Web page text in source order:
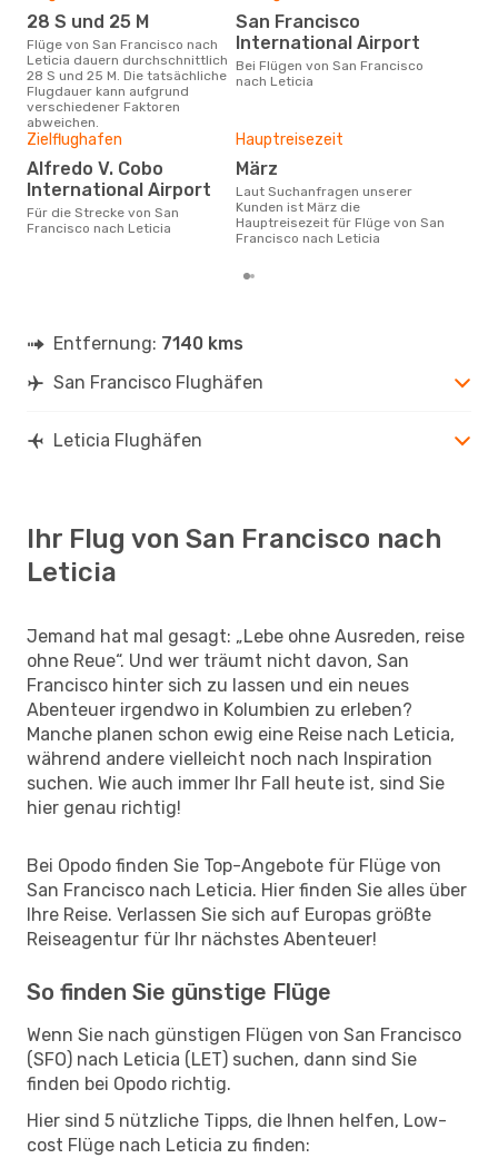
28 S und 25 M
Flüge von San Francisco nach
Leticia dauern durchschnittlich
28 S und 25 M. Die tatsächliche
Flugdauer kann aufgrund
verschiedener Faktoren
abweichen.
San Francisco
International Airport
Bei Flügen von San Francisco
nach Leticia
Zielflughafen
Alfredo V. Cobo
International Airport
Für die Strecke von San
Francisco nach Leticia
Hauptreisezeit
März
Laut Suchanfragen unserer
Kunden ist März die
Hauptreisezeit für Flüge von San
Francisco nach Leticia
Entfernung: 7140 kms
San Francisco Flughäfen
Leticia Flughäfen
Ihr Flug von San Francisco nach
Leticia
Jemand hat mal gesagt: „Lebe ohne Ausreden, reise
ohne Reue“. Und wer träumt nicht davon, San
Francisco hinter sich zu lassen und ein neues
Abenteuer irgendwo in Kolumbien zu erleben?
Manche planen schon ewig eine Reise nach Leticia,
während andere vielleicht noch nach Inspiration
suchen. Wie auch immer Ihr Fall heute ist, sind Sie
hier genau richtig!
Bei Opodo finden Sie Top-Angebote für Flüge von
San Francisco nach Leticia. Hier finden Sie alles über
Ihre Reise. Verlassen Sie sich auf Europas größte
Reiseagentur für Ihr nächstes Abenteuer!
So finden Sie günstige Flüge
Wenn Sie nach günstigen Flügen von San Francisco
(SFO) nach Leticia (LET) suchen, dann sind Sie
finden bei Opodo richtig.
Hier sind 5 nützliche Tipps, die Ihnen helfen, Low-
cost Flüge nach Leticia zu finden: